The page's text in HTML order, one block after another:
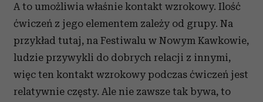
A to umożliwia właśnie kontakt wzrokowy. Ilość
ćwiczeń z jego elementem zależy od grupy. Na
przykład tutaj, na Festiwalu w Nowym Kawkowie,
ludzie przywykli do dobrych relacji z innymi,
więc ten kontakt wzrokowy podczas ćwiczeń jest
relatywnie częsty. Ale nie zawsze tak bywa, to